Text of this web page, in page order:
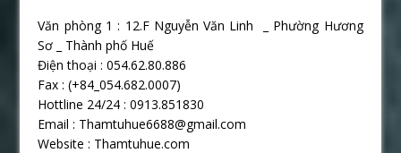
Văn phòng 1 : 12.F Nguyễn Văn Linh _ Phường Hương
Sơ _ Thành phố Huế
Điện thoại : 054.62.80.886
Fax : (+84_054.682.0007)
Hottline 24/24 : 0913.851830
Email : Thamtuhue6688@gmail.com
Website : Thamtuhue.com